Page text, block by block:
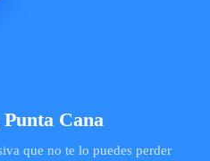
Cana
que no te lo puedes perder